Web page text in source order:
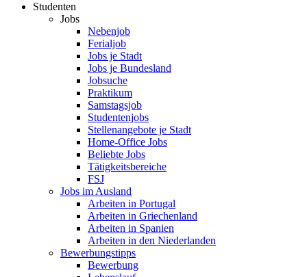
Studenten
Jobs
Nebenjob
Ferialjob
Jobs je Stadt
Jobs je Bundesland
Jobsuche
Praktikum
Samstagsjob
Studentenjobs
Stellenangebote je Stadt
Home-Office Jobs
Beliebte Jobs
Tätigkeitsbereiche
FSJ
Jobs im Ausland
Arbeiten in Portugal
Arbeiten in Griechenland
Arbeiten in Spanien
Arbeiten in den Niederlanden
Bewerbungstipps
Bewerbung